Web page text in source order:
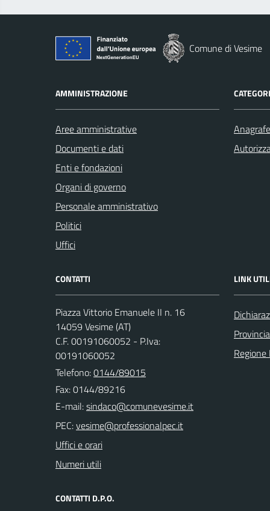
Comune di Vesime
AMMINISTRAZIONE
Aree amministrative
Documenti e dati
Enti e fondazioni
Organi di governo
Personale amministrativo
Politici
Uffici
CONTATTI
Piazza Vittorio Emanuele II n. 16
14059 Vesime (AT)
C.F. 00191060052 - P.Iva:
00191060052
Telefono:0144/89015
Fax: 0144/89216
E-mail:
PEC:
Uffici e orari
Numeri utili
CONTATTI D.P.O.
LINK